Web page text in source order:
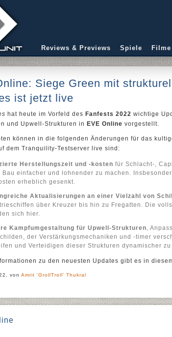
Reviews & Previews Spiele Filme
Siege Green mit
ist jetzt live
hat heute im Vorfeld des Fanfests 2022 wichtige
und Upwell-Strukturen in EVE Online vorgestellt.
können in die folgenden Änderungen für das
dem Tranquility-Testserver live sind:
Herstellungszeit und -kosten für Schlacht-,
Bau einfacher und lohnender zu machen.
erheblich gesenkt.
Aktualisierungen an einer Vielzahl von
über Kreuzer bis hin zu Fregatten. Die
sich hier.
Kampfumgestaltung für Upwell-Strukturen,
der Verstärkungsmechaniken und -timer
und Verteidigen dieser Strukturen dynamischer
zu den neuesten Updates gibt es in
von Amrit 'GrollTroll' Thukral